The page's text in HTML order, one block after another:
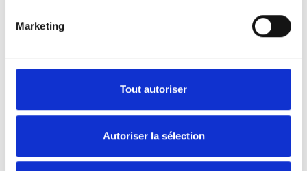
Marketing
Tout autoriser
Autoriser la sélection